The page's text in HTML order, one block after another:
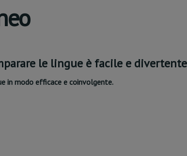
le lingue è facile e
in modo efficace e coinvolgente.